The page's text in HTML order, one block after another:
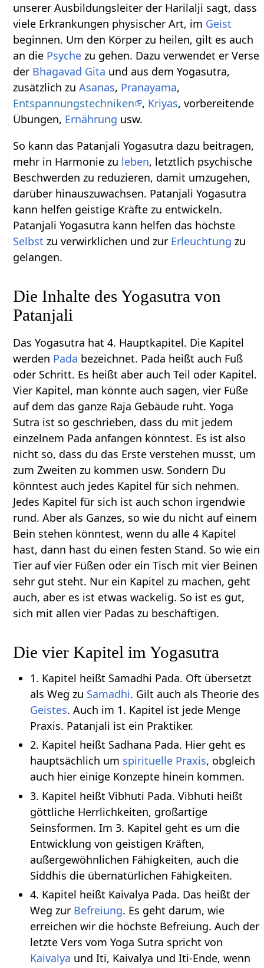
unserer Ausbildungsleiter der Harilalji sagt, dass
viele Erkrankungen physischer Art, im Geist
beginnen. Um den Körper zu heilen, gilt es auch
an die Psyche zu gehen. Dazu verwendet er Verse
der Bhagavad Gita und aus dem Yogasutra,
zusätzlich zuAsanas, Pranayama,
Entspannungstechniken
, Kriyas, vorbereitende
Übungen, Ernährung usw.
So kann das Patanjali Yogasutra dazu beitragen,
mehr in Harmonie zu leben, letztlich psychische
Beschwerden zu reduzieren, damit umzugehen,
darüber hinauszuwachsen. Patanjali Yogasutra
kann helfen geistige Kräfte zu entwickeln.
Patanjali Yogasutra kann helfen das höchste
Selbst zu verwirklichen und zur Erleuchtung zu
gelangen.
Die Inhalte des Yogasutra von
Patanjali
Das Yogasutra hat 4. Hauptkapitel. Die Kapitel
werden Pada bezeichnet. Pada heißt auch Fuß
oder Schritt. Es heißt aber auch Teil oder Kapitel.
Vier Kapitel, man könnte auch sagen, vier Füße
auf dem das ganze Raja Gebäude ruht. Yoga
Sutra ist so geschrieben, dass du mit jedem
einzelnem Pada anfangen könntest. Es ist also
nicht so, dass du das Erste verstehen musst, um
zum Zweiten zu kommen usw. Sondern Du
könntest auch jedes Kapitel für sich nehmen.
Jedes Kapitel für sich ist auch schon irgendwie
rund. Aber als Ganzes, so wie du nicht auf einem
Bein stehen könntest, wenn du alle 4 Kapitel
hast, dann hast du einen festen Stand. So wie ein
Tier auf vier Füßen oder ein Tisch mit vier Beinen
sehr gut steht. Nur ein Kapitel zu machen, geht
auch, aber es ist etwas wackelig. So ist es gut,
sich mit allen vier Padas zu beschäftigen.
Die vier Kapitel im Yogasutra
1. Kapitel heißt Samadhi Pada. Oft übersetzt
als Weg zu Samadhi. Gilt auch als Theorie des
Geistes. Auch im 1. Kapitel ist jede Menge
Praxis. Patanjali ist ein Praktiker.
2. Kapitel heißt Sadhana Pada. Hier geht es
hauptsächlich um spirituelle Praxis, obgleich
auch hier einige Konzepte hinein kommen.
3. Kapitel heißt Vibhuti Pada. Vibhuti heißt
göttliche Herrlichkeiten, großartige
Seinsformen. Im 3. Kapitel geht es um die
Entwicklung von geistigen Kräften,
außergewöhnlichen Fähigkeiten, auch die
Siddhis die übernatürlichen Fähigkeiten.
4. Kapitel heißt Kaivalya Pada. Das heißt der
Weg zur Befreiung. Es geht darum, wie
erreichen wir die höchste Befreiung. Auch der
letzte Vers vom Yoga Sutra spricht von
Kaivalya und Iti, Kaivalya und Iti-Ende, wenn